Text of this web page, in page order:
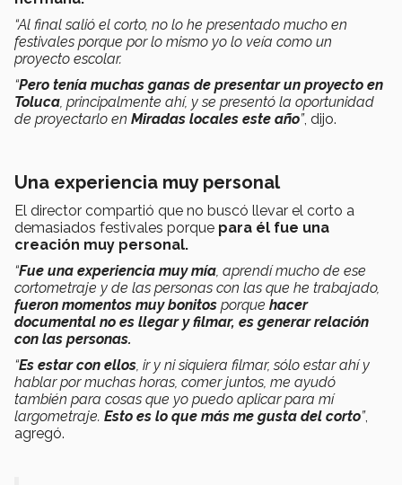
“Al final salió el corto, no lo he presentado mucho en
festivales porque por lo mismo yo lo veía como un
proyecto escolar.
“Pero tenía muchas ganas de presentar un proyecto en
Toluca, principalmente ahí, y se presentó la oportunidad
de proyectarlo en Miradas locales este año”, dijo.
Una experiencia muy personal
El director compartió que no buscó llevar el corto a
demasiados festivales porque para él fue una
creación muy personal.
“Fue una experiencia muy mía, aprendí mucho de ese
cortometraje y de las personas con las que he trabajado,
fueron momentos muy bonitos porque hacer
documental no es llegar y filmar, es generar relación
con las personas.
“Es estar con ellos, ir y ni siquiera filmar, sólo estar ahí y
hablar por muchas horas, comer juntos, me ayudó
también para cosas que yo puedo aplicar para mí
largometraje. Esto es lo que más me gusta del corto”,
agregó.